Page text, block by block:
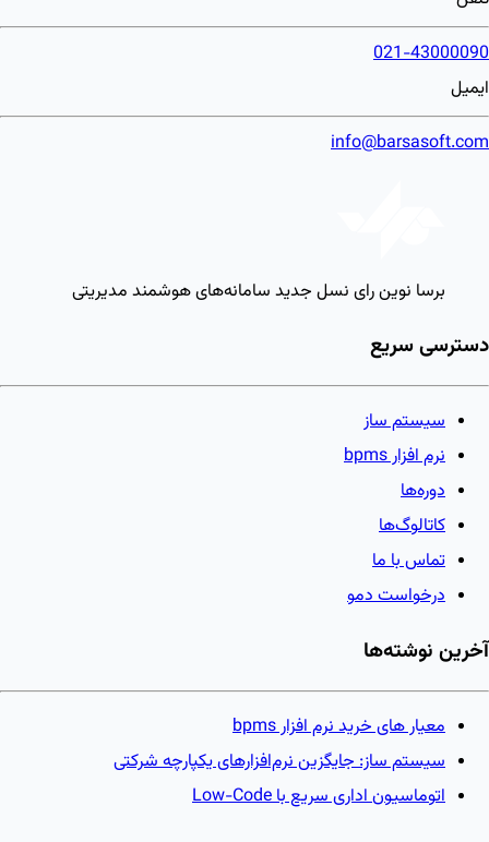
021-43000090
ایمیل
info@barsasoft.com
برسا نوین رای نسل جدید سامانه‌های هوشمند مدیریتی
دسترسی سریع
سیستم ساز
نرم افزار bpms
دوره‌ها
کاتالوگ‌ها
تماس با ما
درخواست دمو
آخرین نوشته‌ها
معیار های خرید نرم افزار bpms
سیستم ساز: جایگزین نرم‌افزارهای یکپارچه شرکتی
اتوماسیون اداری سریع با Low-Code